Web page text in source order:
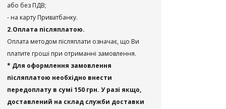
або без ПДВ;
- на карту Приватбанку.
2.Оплата післяплатою.
Оплата методом післяплати означає, що Ви
платите гроші при отриманні замовлення.
* Для оформлення замовлення
післяплатою необхідно внести
передоплату в сумі 150 грн. У разі якщо,
доставлений на склад служби доставки